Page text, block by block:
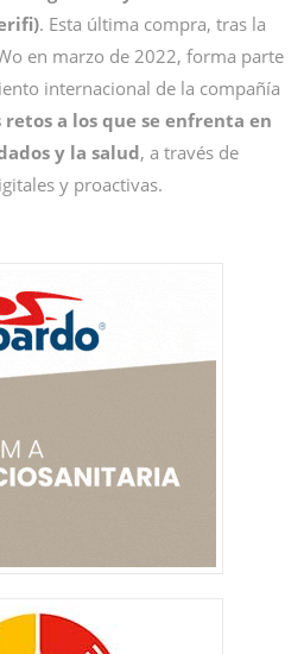
. Esta última compra, tras la
en marzo de 2022, forma parte
internacional de la compañía
a los que se enfrenta en
y la salud, a través de
y proactivas.